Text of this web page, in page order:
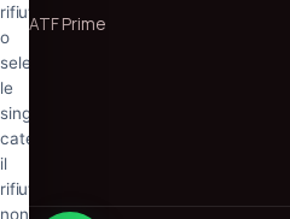
ATF Prime
rifiutarlo
o
selezionare
le
singole
categorie:
il
rifiuto
non